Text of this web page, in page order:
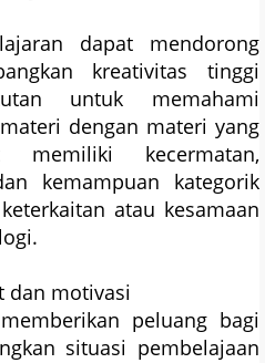
dapat mendorong
kreativitas tinggi
untuk memahami
dengan materi yang
kecermatan,
kemampuan kategorik
atau kesamaan
motivasi
peluang bagi
situasi pembelajaan